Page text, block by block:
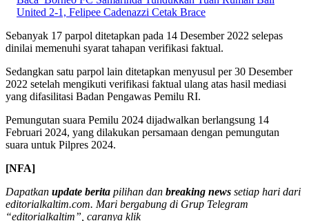
United 2-1, Felipee Cadenazzi Cetak Brace
Sebanyak 17 parpol ditetapkan pada 14 Desember 2022 selepas
dinilai memenuhi syarat tahapan verifikasi faktual.
Sedangkan satu parpol lain ditetapkan menyusul per 30 Desember
2022 setelah mengikuti verifikasi faktual ulang atas hasil mediasi
yang difasilitasi Badan Pengawas Pemilu RI.
Pemungutan suara Pemilu 2024 dijadwalkan berlangsung 14
Februari 2024, yang dilakukan persamaan dengan pemungutan
suara untuk Pilpres 2024.
[NFA]
Dapatkan update berita pilihan dan breaking news setiap hari dari
editorialkaltim.com. Mari bergabung di Grup Telegram
“editorialkaltim”, caranya klik